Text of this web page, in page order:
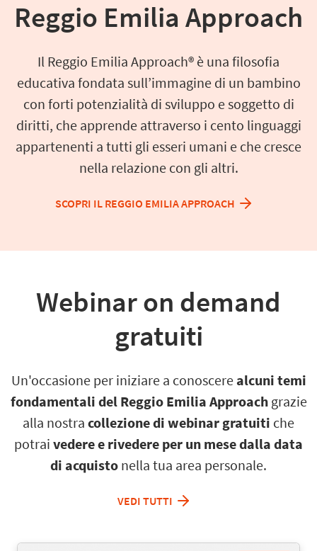
Reggio Emilia Approach
Il Reggio Emilia Approach® è una filosofia
educativa fondata sull’immagine di un bambino
con forti potenzialità di sviluppo e soggetto di
diritti, che apprende attraverso i cento linguaggi
appartenenti a tutti gli esseri umani e che cresce
nella relazione con gli altri.
SCOPRI IL REGGIO EMILIA APPROACH
Webinar on demand
gratuiti
Un'occasione per iniziare a conoscere alcuni temi
fondamentali del Reggio Emilia Approach grazie
alla nostra collezione di webinar gratuiti che
potrai vedere e rivedere per un mese dalla data
di acquisto nella tua area personale.
VEDI TUTTI